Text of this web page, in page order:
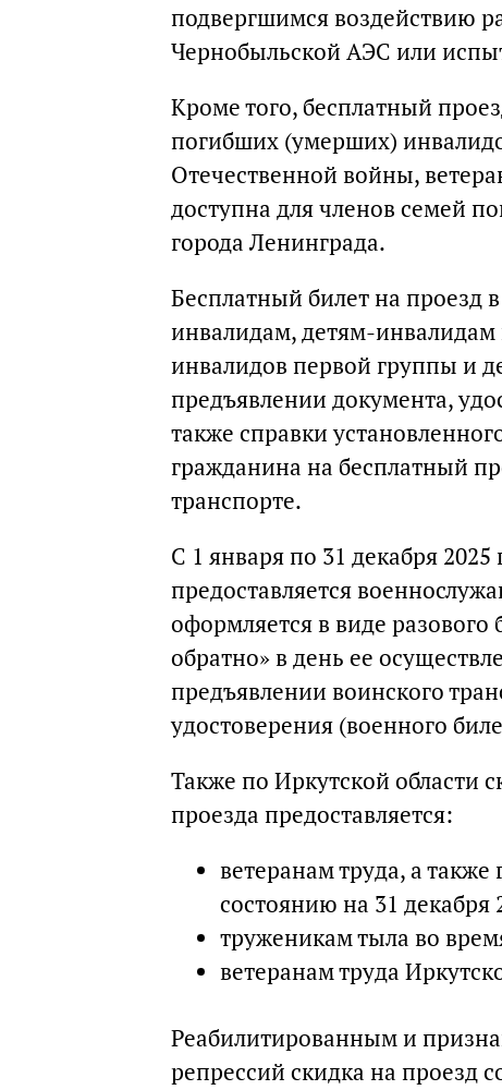
подвергшимся воздействию
Чернобыльской АЭС или
Кроме того, бесплатный
погибших (умерших)
Отечественной войны,
доступна для членов семей
города Ленинграда.
Бесплатный билет на проезд
инвалидам, детям-
инвалидов первой группы и
предъявлении документа,
также справки
гражданина на бесплатный
транспорте.
С 1 января по 31 декабря
предоставляется
оформляется в виде разового
обратно» в день ее
предъявлении воинского
удостоверения (военного
Также по Иркутской области
проезда предоставляется:
ветеранам труда, а
состоянию на 31 декабря
труженикам тыла во
ветеранам труда
Реабилитированным и
репрессий скидка на проезд